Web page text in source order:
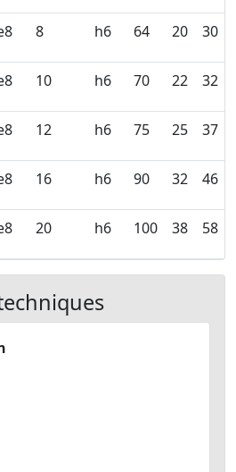
8 h6 64 20 30
10 h6 70 22 32
12 h6 75 25 37
16 h6 90 32 46
20 h6 100 38 58